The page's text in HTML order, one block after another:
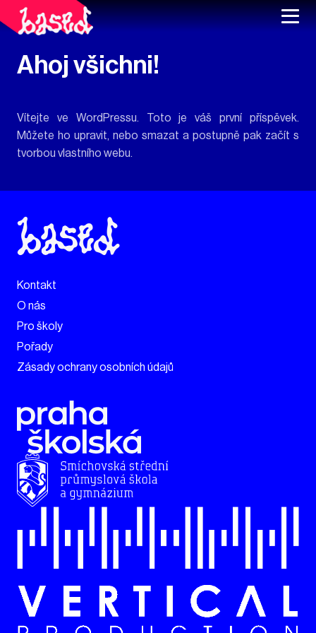
Ahoj všichni!
Vítejte ve WordPressu. Toto je váš první příspěvek.
Můžete ho upravit, nebo smazat a postupně pak začít s
tvorbou vlastního webu.
Kontakt
O nás
Pro školy
Pořady
Zásady ochrany osobních údajů